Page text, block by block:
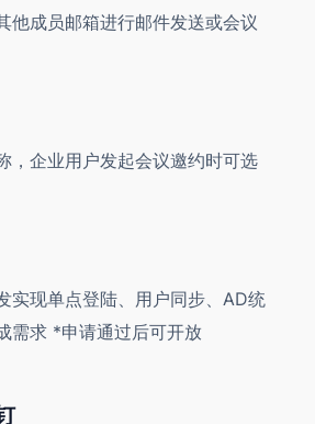
他成员邮箱进行邮件发送或会议
，企业用户发起会议邀约时可选
实现单点登陆、用户同步、AD统
需求 *申请通过后可开放